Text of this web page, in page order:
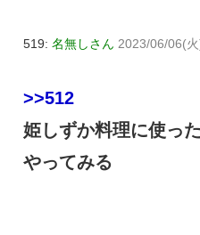
519: 名無しさん 2023/06/06(
>>512
姫しずか料理に使っ
やってみる